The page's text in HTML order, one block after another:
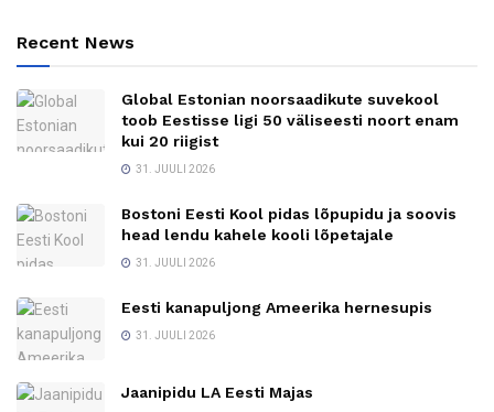
Recent News
Global Estonian noorsaadikute suvekool
toob Eestisse ligi 50 väliseesti noort enam
kui 20 riigist
31. JUULI 2026
Bostoni Eesti Kool pidas lõpupidu ja soovis
head lendu kahele kooli lõpetajale
31. JUULI 2026
Eesti kanapuljong Ameerika hernesupis
31. JUULI 2026
Jaanipidu LA Eesti Majas